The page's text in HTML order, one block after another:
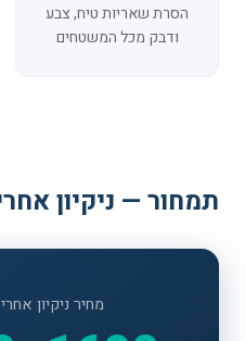
הסרת שאריות טיח, צבע
ודבק מכל המשטחים
תמחור — ניקיון
מחיר ניקיון